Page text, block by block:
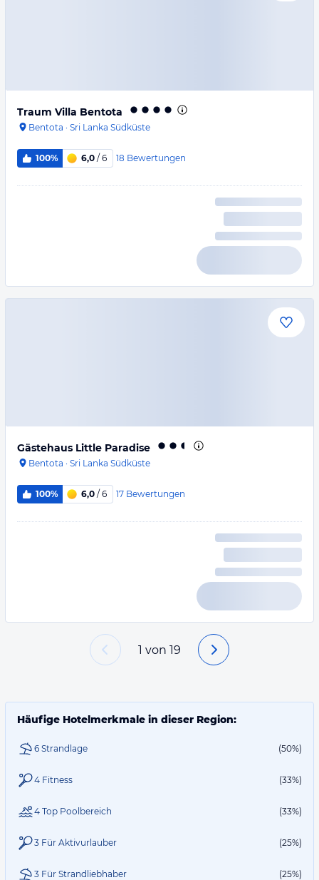
Traum Villa Bentota
Bentota · Sri Lanka Südküste
100% 6,0 / 6 18 Bewertungen
Gästehaus Little Paradise
Bentota · Sri Lanka Südküste
100% 6,0 / 6 17 Bewertungen
1 von 19
Häufige Hotelmerkmale in dieser Region:
6 Strandlage (50%)
4 Fitness (33%)
4 Top Poolbereich (33%)
3 Für Aktivurlauber (25%)
3 Für Strandliebhaber (25%)